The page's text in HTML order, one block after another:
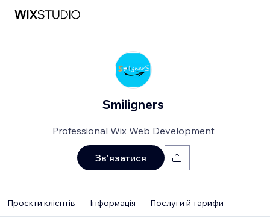
Smiligners
Professional Wix Web Development
Зв'язатися
Проєкти клієнтів Інформація Послуги й тарифи